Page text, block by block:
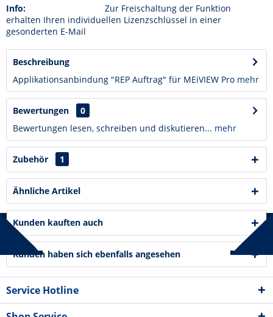
Info:
Zur Freischaltung der Funktion
erhalten Ihren individuellen Lizenzschlüssel in einer
gesonderten E-Mail
Beschreibung
Applikationsanbindung "REP Auftrag" für MEiVIEW Pro mehr
Bewertungen
0
Bewertungen lesen, schreiben und diskutieren... mehr
Zubehör 1
Ähnliche Artikel
Kunden kauften auch
Kunden haben sich ebenfalls angesehen
Service Hotline